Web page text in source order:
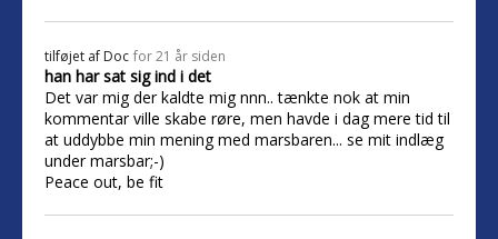
tilføjet af Doc for 21 år siden
han har sat sig ind i det
Det var mig der kaldte mig nnn.. tænkte nok at min
kommentar ville skabe røre, men havde i dag mere tid til
at uddybbe min mening med marsbaren... se mit indlæg
under marsbar;-)
Peace out, be fit